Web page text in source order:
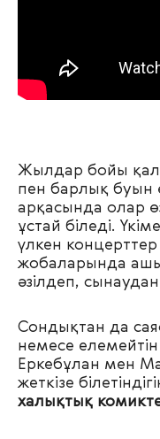
Жылдар бойы
пен барлық буын
арқасында олар
ұстай біледі.
үлкен концерттер
жобаларында
әзілдеп,
Сондықтан да
немесе
Еркебұлан мен
жеткізе
халықтық